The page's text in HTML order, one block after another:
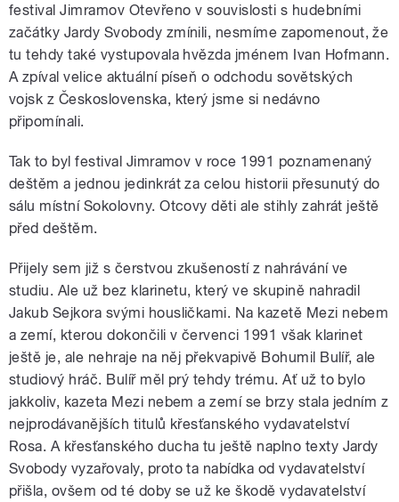
festival Jimramov Otevřeno v souvislosti s hudebními
začátky Jardy Svobody zmínili, nesmíme zapomenout, že
tu tehdy také vystupovala hvězda jménem Ivan Hofmann.
A zpíval velice aktuální píseň o odchodu sovětských
vojsk z Československa, který jsme si nedávno
připomínali.
Tak to byl festival Jimramov v roce 1991 poznamenaný
deštěm a jednou jedinkrát za celou historii přesunutý do
sálu místní Sokolovny. Otcovy děti ale stihly zahrát ještě
před deštěm.
Přijely sem již s čerstvou zkušeností z nahrávání ve
studiu. Ale už bez klarinetu, který ve skupině nahradil
Jakub Sejkora svými housličkami. Na kazetě Mezi nebem
a zemí, kterou dokončili v červenci 1991 však klarinet
ještě je, ale nehraje na něj překvapivě Bohumil Bulíř, ale
studiový hráč. Bulíř měl prý tehdy trému. Ať už to bylo
jakkoliv, kazeta Mezi nebem a zemí se brzy stala jedním z
nejprodávanějších titulů křesťanského vydavatelství
Rosa. A křesťanského ducha tu ještě naplno texty Jardy
Svobody vyzařovaly, proto ta nabídka od vydavatelství
přišla, ovšem od té doby se už ke škodě vydavatelství